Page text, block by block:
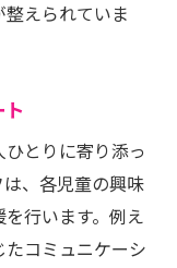
えられていま
とりに寄り添っ
、各児童の興味
行います。例え
コミュニケーシ